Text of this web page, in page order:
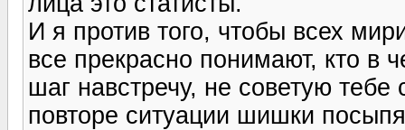
И я против того, чтобы всех
все прекрасно понимают, кто в
шаг навстречу, не советую
повторе ситуации шишки